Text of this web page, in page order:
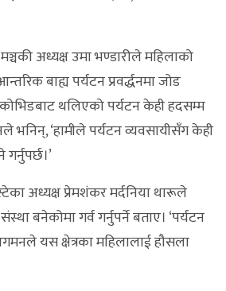
अध्यक्ष उमा भण्डारीले महिलाको
बाह्य पर्यटन प्रवर्द्धनमा जोड
थलिएको पर्यटन केही हदसम्म
भनिन्, ‘हामीले पर्यटन व्यवसायीसँग केही
अध्यक्ष प्रेमशंकर मर्दनिया थारूले
बनेकोमा गर्व गर्नुपर्ने बताए। ‘पर्यटन
यस क्षेत्रका महिलालाई हौसला